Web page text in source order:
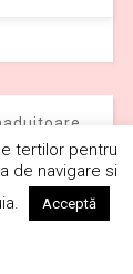
tertilor pentru
de navigare si
Acceptă